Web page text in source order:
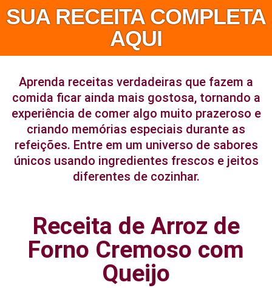
SUA RECEITA COMPLETA
AQUI
Aprenda receitas verdadeiras que fazem a
comida ficar ainda mais gostosa, tornando a
experiência de comer algo muito prazeroso e
criando memórias especiais durante as
refeições. Entre em um universo de sabores
únicos usando ingredientes frescos e jeitos
diferentes de cozinhar.
Receita de Arroz de
Forno Cremoso com
Queijo